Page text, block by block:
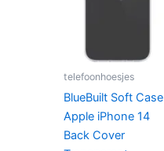
telefoonhoesjes
BlueBuilt Soft Case
Apple iPhone 14
Back Cover